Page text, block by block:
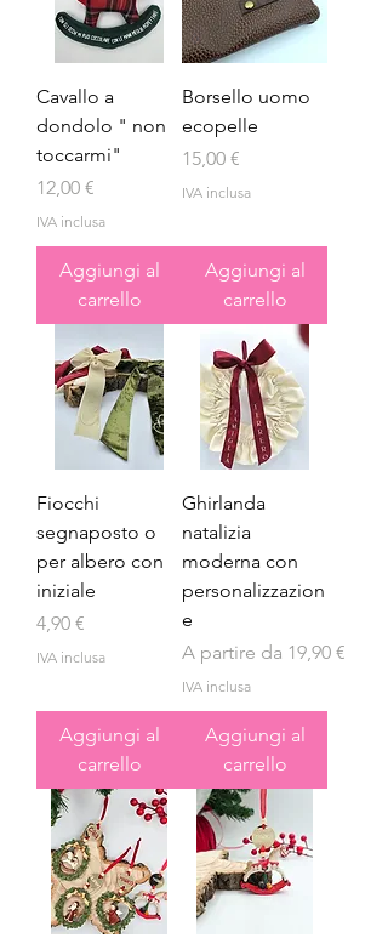
Cavallo a
dondolo " non
toccarmi"
Prezzo
12,00 €
IVA inclusa
Aggiungi al
carrello
Borsello uomo
ecopelle
Prezzo
15,00 €
IVA inclusa
Aggiungi al
carrello
Fiocchi
segnaposto o
per albero con
iniziale
Prezzo
4,90 €
IVA inclusa
Aggiungi al
carrello
Ghirlanda
natalizia
moderna con
personalizzazion
e
A partire da 19,90 €
Prezzo scontato
IVA inclusa
Aggiungi al
carrello